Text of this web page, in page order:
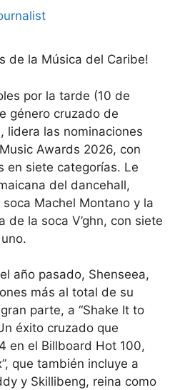
de la Música del Caribe!
por la tarde (10 de
género cruzado de
lidera las nominaciones
Awards 2026, con
en siete categorías. Le
del dancehall,
Machel Montano y la
de la soca V’ghn, con siete
año pasado, Shenseea,
más al total de su
parte, a “Shake It to
éxito cruzado que
en el Billboard Hot 100,
que también incluye a
y Skillibeng, reina como